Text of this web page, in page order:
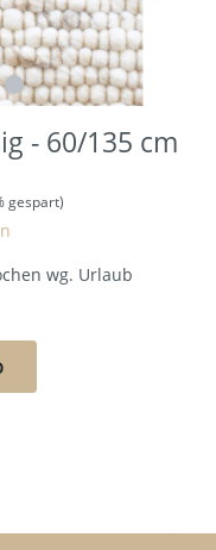
- 60/135 cm
gespart)
wg. Urlaub